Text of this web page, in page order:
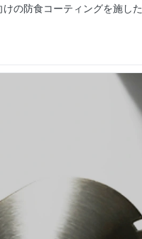
けの防食コーティングを施し